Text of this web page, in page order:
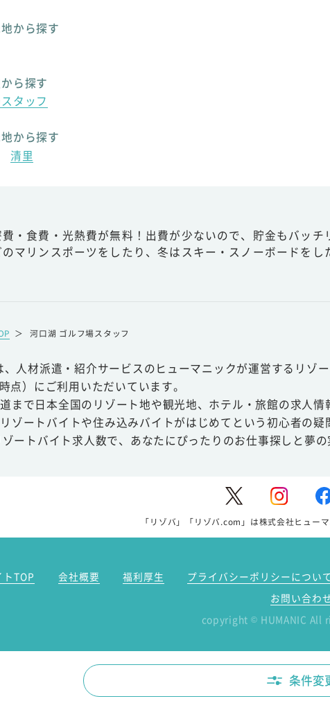
から探す
ら探す
タッフ
から探す
清里
費・食費・光熱費が無料！出費が少ないので、貯金もバッ
マリンスポーツをしたり、冬はスキー・スノーボードをし
＞ 河口湖 ゴルフ場スタッフ
人材派遣・紹介サービスのヒューマニックが運営するリゾ
点）にご利用いただいています。
まで日本全国のリゾート地や観光地、ホテル・旅館の求人
ゾートバイトや住み込みバイトがはじめてという初心者の
ートバイト求人数で、あなたにぴったりのお仕事探しと夢の
「リゾバ」「リゾバ.com」は株式会社ヒュー
トTOP 会社概要 福利厚生 プライバシーポリシーについて
お問い合わ
copyright © HUMANIC All
条件変